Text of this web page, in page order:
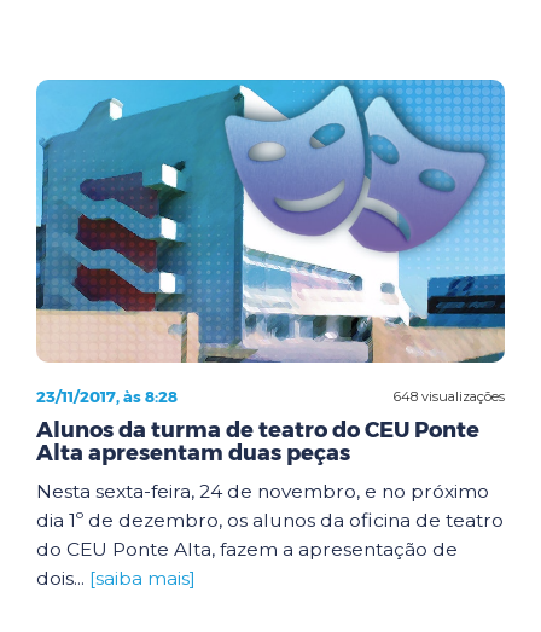
648 visualizações
23/11/2017, às 8:28
Alunos da turma de teatro do CEU Ponte
Alta apresentam duas peças
Nesta sexta-feira, 24 de novembro, e no próximo
dia 1º de dezembro, os alunos da oficina de teatro
do CEU Ponte Alta, fazem a apresentação de
dois... [saiba mais]